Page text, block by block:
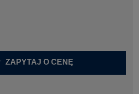
ZAPYTAJ O CENĘ